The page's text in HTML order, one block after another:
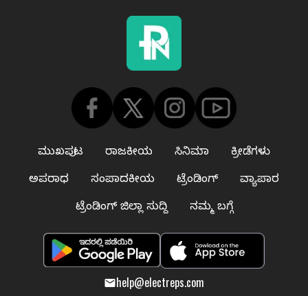
ಮುಖಪುಟ ರಾಜಕೀಯ ಸಿನಿಮಾ
ಕ್ರೀಡೆಗಳು
ಅಪರಾಧ
ಸಂಪಾದಕೀಯ ಟ್ರೆಂಡಿಂಗ್
ವ್ಯಾಪಾರ
ಟ್ರೆಂಡಿಂಗ್ ಜಿಲ್ಲಾ ಸುದ್ದಿ
ನಮ್ಮ ಬಗ್ಗೆ
help@electreps.com